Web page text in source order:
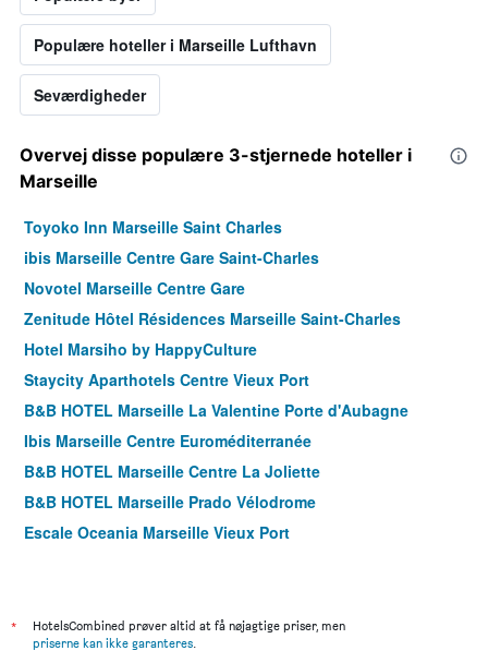
Populære hoteller i Marseille Lufthavn
Seværdigheder
Overvej disse populære 3-stjernede hoteller i
Marseille
Toyoko Inn Marseille Saint Charles
ibis Marseille Centre Gare Saint-Charles
Novotel Marseille Centre Gare
Zenitude Hôtel Résidences Marseille Saint-Charles
Hotel Marsiho by HappyCulture
Staycity Aparthotels Centre Vieux Port
B&B HOTEL Marseille La Valentine Porte d'Aubagne
Ibis Marseille Centre Euroméditerranée
B&B HOTEL Marseille Centre La Joliette
B&B HOTEL Marseille Prado Vélodrome
Escale Oceania Marseille Vieux Port
B&B HOTEL Marseille Centre Vieux Port
ibis Styles Marseille Palais des Congrès Vélodrome
*
HotelsCombined prøver altid at få nøjagtige priser, men
priserne kan ikke garanteres.